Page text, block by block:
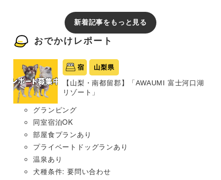
新着記事をもっと見る
おでかけレポート
宿 山梨県
【山梨・南都留郡】「AWAUMI 富士河口湖
リゾート」
グランピング
同室宿泊OK
部屋食プランあり
プライベートドッグランあり
温泉あり
犬種条件: 要問い合わせ